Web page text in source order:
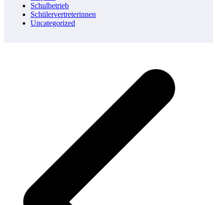
Schulbetrieb
Schülervertreterinnen
Uncategorized